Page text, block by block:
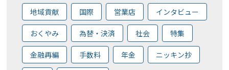
地域貢献 国際 営業店 インタビュー
おくやみ 為替・決済 社会 特集
金融再編 手数料 年金 ニッキン抄